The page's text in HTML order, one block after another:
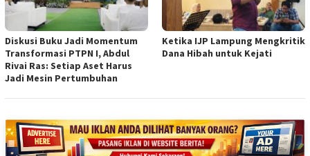
Diskusi Buku Jadi Momentum
Transformasi PTPN I, Abdul
Rivai Ras: Setiap Aset Harus
Jadi Mesin Pertumbuhan
Ketika IJP Lampung Mengkritik
Dana Hibah untuk Kejati